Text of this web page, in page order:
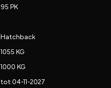
95 PK
Hatchback
1055 KG
1000 KG
tot 04-11-2027